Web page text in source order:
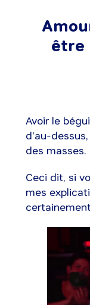
être
Avoir le
d'au-
des masses.
Ceci dit, si
mes